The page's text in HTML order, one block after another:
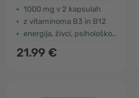
1000 mg v 2 kapsulah
z vitaminoma B3 in B12
energija, živci, psihološko delovanje
21.99 €